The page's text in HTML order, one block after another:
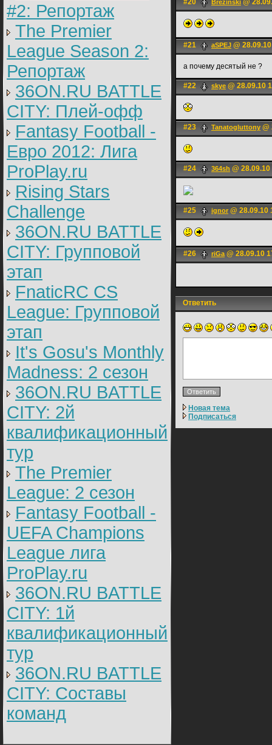
#2: Репортаж
The Premier
League Season 2:
Репортаж
36ON.RU BATTLE
CITY: Плей-офф
Fantasy Football -
Евро 2012: Лига
ProPlay.ru
Rising Stars
Challenge
36ON.RU BATTLE
CITY: Групповой
этап
FnaticRC CS
League: Групповой
этап
It's Gosu's Monthly
Madness: 2 сезон
36ON.RU BATTLE
CITY: 2й
квалификационный
тур
The Premier
League: 2 cезон
Fantasy Football -
UEFA Champions
League лига
ProPlay.ru
36ON.RU BATTLE
CITY: 1й
квалификационный
тур
36ON.RU BATTLE
CITY: Составы
команд
#20 Brezinski @
#21 aSPEJ @
а почему десятый не ?
#22 skye @ 28.09.10
#23 Tanatogluttony @
#24 364sh @
#25 ignоr @ 28.09.10
#26 riGa@ 28.09.10
Ответить
Новая тема
Подписаться